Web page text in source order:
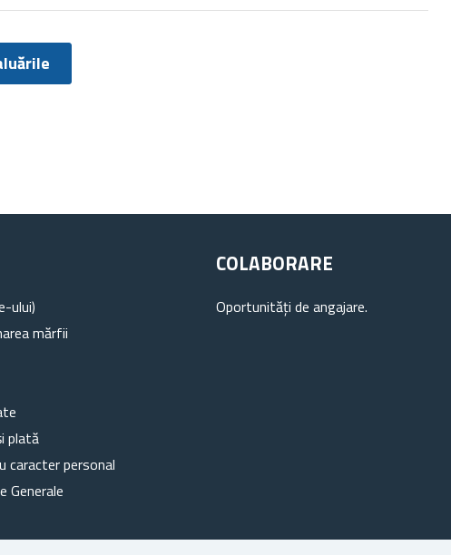
ului)
mărfii
plată
caracter personal
Generale
COLABORARE
Oportunități de angajare.